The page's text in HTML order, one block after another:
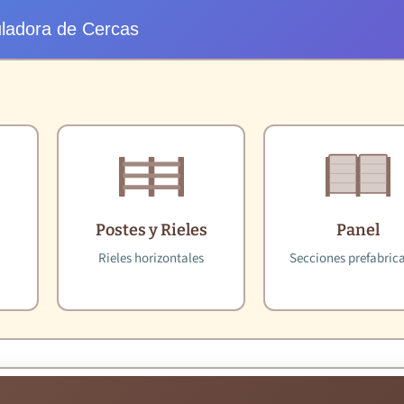
de Cercas
Postes y Rieles
Rieles horizontales
Panel
Secciones